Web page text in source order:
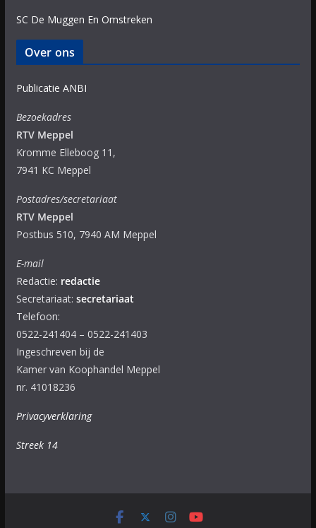
SC De Muggen En Omstreken
Over ons
Publicatie ANBI
Bezoekadres
RTV Meppel
Kromme Elleboog 11,
7941 KC Meppel
Postadres/secretariaat
RTV Meppel
Postbus 510, 7940 AM Meppel
E-mail
Redactie: redactie
Secretariaat: secretariaat
Telefoon:
0522-241404 – 0522-241403
Ingeschreven bij de
Kamer van Koophandel Meppel
nr. 41018236
Privacyverklaring
Streek 14